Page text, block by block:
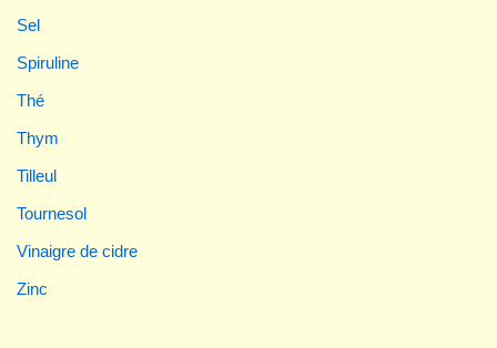
Sel
Spiruline
Thé
Thym
Tilleul
Tournesol
Vinaigre de cidre
Zinc